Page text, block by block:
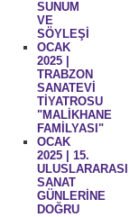
SUNUM
VE
SÖYLEŞİ
OCAK
2025 |
TRABZON
SANATEVİ
TİYATROSU
"MALİKHANE
FAMİLYASI"
OCAK
2025 | 15.
ULUSLARARASI
SANAT
GÜNLERİNE
DOĞRU